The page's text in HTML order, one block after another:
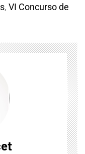
, VI Concurso de